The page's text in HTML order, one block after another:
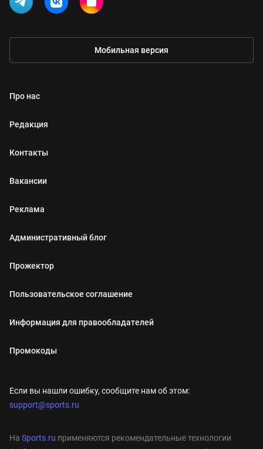
Мобильная версия
Про нас
Редакция
Контакты
Вакансии
Реклама
Административный блог
Прожектор
Пользовательское соглашение
Информация для правообладателей
Промокоды
Если вы нашли ошибку, сообщите нам об этом:
support@sports.ru
На Sports.ru применяются рекомендательные технологии